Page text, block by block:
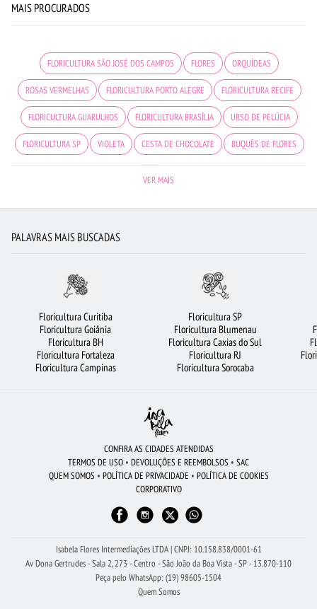
MAIS PROCURADOS
FLORICULTURA SÃO JOSÉ DOS CAMPOS FLORES ORQUÍDEAS
ROSAS VERMELHAS FLORICULTURA PORTO ALEGRE FLORICULTURA RECIFE
FLORICULTURA GUARULHOS FLORICULTURA BRASÍLIA URSO DE PELÚCIA
FLORICULTURA SP VIOLETA CESTA DE CHOCOLATE BUQUÊS DE FLORES
BUQUÊ DE ROSAS VERMELHAS ARRANJO DE FLORES
FLORICULTURA CURITIBA FLORES BRANCAS RAMALHETE DE FLORES
FLORICULTURA SALVADOR COROA DE FLORES FLORES DO CAMPO
FLORICULTURA RJ
FLORICULTURA SÃO BERNARDO DO CAMPO
FLORES VERMELHAS CESTA DE CAFÉ DA MANHÃ FLORICULTURA MANAUS
FLORICULTURA BH
BUQUÊ DE 12 ROSAS VERMELHAS
VER MAIS
PALAVRAS MAIS BUSCADAS
Floricultura Curitiba
Floricultura Goiânia
Floricultura BH
Floricultura Fortaleza
Floricultura Campinas
Floricultura SP
Floricultura Blumenau
Floricultura Caxias do Sul
Floricultura RJ
Floricultura Sorocaba
CONFIRA AS CIDADES ATENDIDAS
TERMOS DE USO • DEVOLUÇÕES E REEMBOLSOS • SAC
QUEM SOMOS • POLÍTICA DE PRIVACIDADE • POLÍTICA DE COOKIES
CORPORATIVO
Isabela Flores Intermediações LTDA | CNPJ: 10.158.838/0001-61
Av Dona Gertrudes - Sala 2, 273 - Centro - São João da Boa Vista - SP - 13.870-110
Peça pelo WhatsApp: (19) 98605-1504
Quem Somos